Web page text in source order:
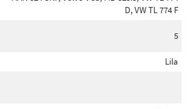
D, VW TL 774 F
5
Lila